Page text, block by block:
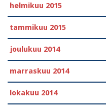
helmikuu 2015
tammikuu 2015
joulukuu 2014
marraskuu 2014
lokakuu 2014